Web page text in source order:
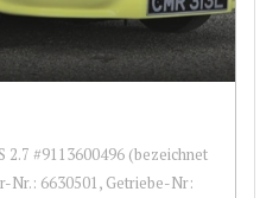
2.7 #9113600496 (bezeichnet
Nr.: 6630501, Getriebe-Nr: